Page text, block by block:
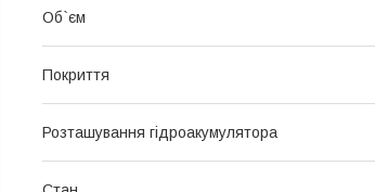
Об`єм
Покриття
Розташування гідроакумулятора